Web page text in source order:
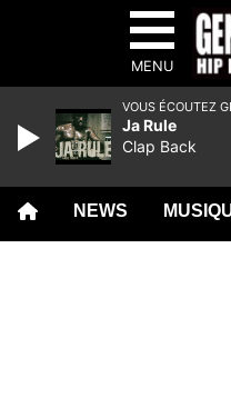
MENU
NEWS
VOUS ÉCOUTEZ
Ja Rule
Clap Back